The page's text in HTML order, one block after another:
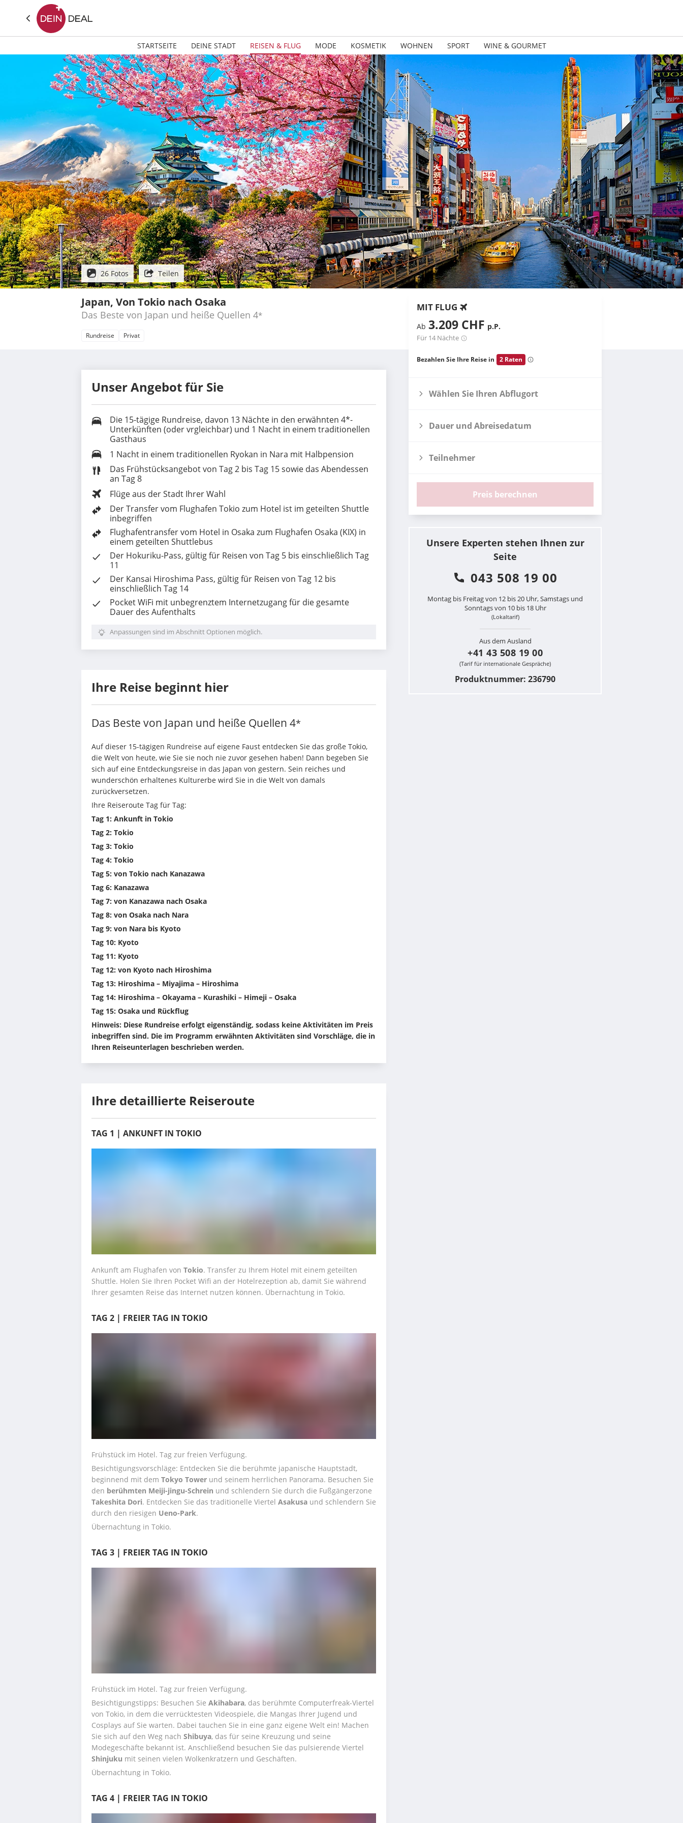
STARTSEITE DEINE STADT REISEN & FLUG MODE KOSMETIK WOHNEN SPORT WINE & GOURMET
26 Fotos Teilen
Japan, Von Tokio nach Osaka
Das Beste von Japan und heiße Quellen 4*
Rundreise Privat
MIT FLUG
Ab 3.209 CHF p.P.
Für 14 Nächte
Bezahlen Sie Ihre Reise in 2 Raten
Wählen Sie Ihren Abflugort
Dauer und Abreisedatum
Teilnehmer
Preis berechnen
Unsere Experten stehen Ihnen zur
Seite
043 508 19 00
Montag bis Freitag von 12 bis 20 Uhr, Samstags und
Sonntags von 10 bis 18 Uhr
(Lokaltarif)
Aus dem Ausland
+41 43 508 19 00
(Tarif für internationale Gespräche)
Produktnummer: 236790
Unser Angebot für Sie
Die 15-tägige Rundreise, davon 13 Nächte in den erwähnten 4*-
Unterkünften (oder vrgleichbar) und 1 Nacht in einem traditionellen
Gasthaus
1 Nacht in einem traditionellen Ryokan in Nara mit Halbpension
Das Frühstücksangebot von Tag 2 bis Tag 15 sowie das Abendessen
an Tag 8
Flüge aus der Stadt Ihrer Wahl
Der Transfer vom Flughafen Tokio zum Hotel ist im geteilten Shuttle
inbegriffen
Flughafentransfer vom Hotel in Osaka zum Flughafen Osaka (KIX) in
einem geteilten Shuttlebus
Der Hokuriku-Pass, gültig für Reisen von Tag 5 bis einschließlich Tag
11
Der Kansai Hiroshima Pass, gültig für Reisen von Tag 12 bis
einschließlich Tag 14
Pocket WiFi mit unbegrenztem Internetzugang für die gesamte
Dauer des Aufenthalts
Anpassungen sind im Abschnitt Optionen möglich.
Ihre Reise beginnt hier
Das Beste von Japan und heiße Quellen 4*
Auf dieser 15-tägigen Rundreise auf eigene Faust entdecken Sie das große Tokio,
die Welt von heute, wie Sie sie noch nie zuvor gesehen haben! Dann begeben Sie
sich auf eine Entdeckungsreise in das Japan von gestern. Sein reiches und
wunderschön erhaltenes Kulturerbe wird Sie in die Welt von damals
zurückversetzen.
Ihre Reiseroute Tag für Tag:
Tag 1: Ankunft in Tokio
Tag 2: Tokio
Tag 3: Tokio
Tag 4: Tokio
Tag 5: von Tokio nach Kanazawa
Tag 6: Kanazawa
Tag 7: von Kanazawa nach Osaka
Tag 8: von Osaka nach Nara
Tag 9: von Nara bis Kyoto
Tag 10: Kyoto
Tag 11: Kyoto
Tag 12: von Kyoto nach Hiroshima
Tag 13: Hiroshima – Miyajima – Hiroshima
Tag 14: Hiroshima – Okayama – Kurashiki – Himeji – Osaka
Tag 15: Osaka und Rückflug
Hinweis: Diese Rundreise erfolgt eigenständig, sodass keine Aktivitäten im Preis
inbegriffen sind. Die im Programm erwähnten Aktivitäten sind Vorschläge, die in
Ihren Reiseunterlagen beschrieben werden.
Ihre detaillierte Reiseroute
TAG 1 | ANKUNFT IN TOKIO
Ankunft am Flughafen von Tokio. Transfer zu Ihrem Hotel mit einem geteilten
Shuttle. Holen Sie Ihren Pocket Wifi an der Hotelrezeption ab, damit Sie während
Ihrer gesamten Reise das Internet nutzen können. Übernachtung in Tokio.
TAG 2 | FREIER TAG IN TOKIO
Frühstück im Hotel. Tag zur freien Verfügung.
Besichtigungsvorschläge: Entdecken Sie die berühmte japanische Hauptstadt,
beginnend mit dem Tokyo Tower und seinem herrlichen Panorama. Besuchen Sie
den berühmten Meiji-jingu-Schrein
Takeshita Dori. Entdecken Sie das traditionelle Viertel Asakusa und schlendern Sie
durch den riesigen Ueno-Park.
Übernachtung in Tokio.
TAG 3 | FREIER TAG IN TOKIO
Frühstück im Hotel. Tag zur freien Verfügung.
Besichtigungstipps: Besuchen Sie Akihabara, das berühmte Computerfreak-Viertel
von Tokio, in dem die verrücktesten Videospiele, die Mangas Ihrer Jugend und
Cosplays auf Sie warten. Dabei tauchen Sie in eine ganz eigene Welt ein! Machen
Sie sich auf den Weg nach Shibuya, das für seine Kreuzung und seine
Shinjuku mit seinen vielen Wolkenkratzern und Geschäften.
Übernachtung in Tokio.
TAG 4 | FREIER TAG IN TOKIO